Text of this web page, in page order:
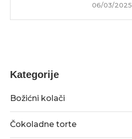
06/03/2025
Kategorije
Božićni kolači
Čokoladne torte